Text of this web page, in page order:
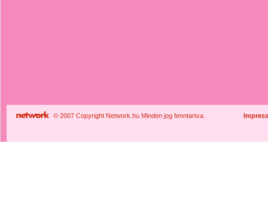
© 2007 Copyright Network.hu Minden jog fenntartva.